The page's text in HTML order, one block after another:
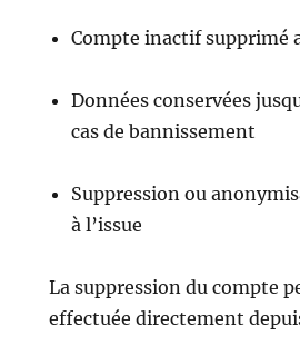
Compte inactif supprimé
Données conservées
cas de bannissement
Suppression ou
à l’issue
La suppression du compte
effectuée directement